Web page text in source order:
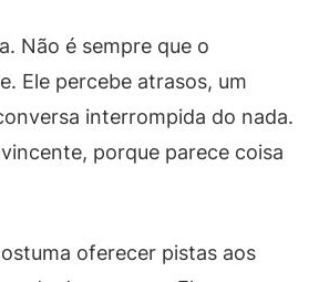
Não é sempre que o
Ele percebe atrasos, um
interrompida do nada.
porque parece coisa
oferecer pistas aos